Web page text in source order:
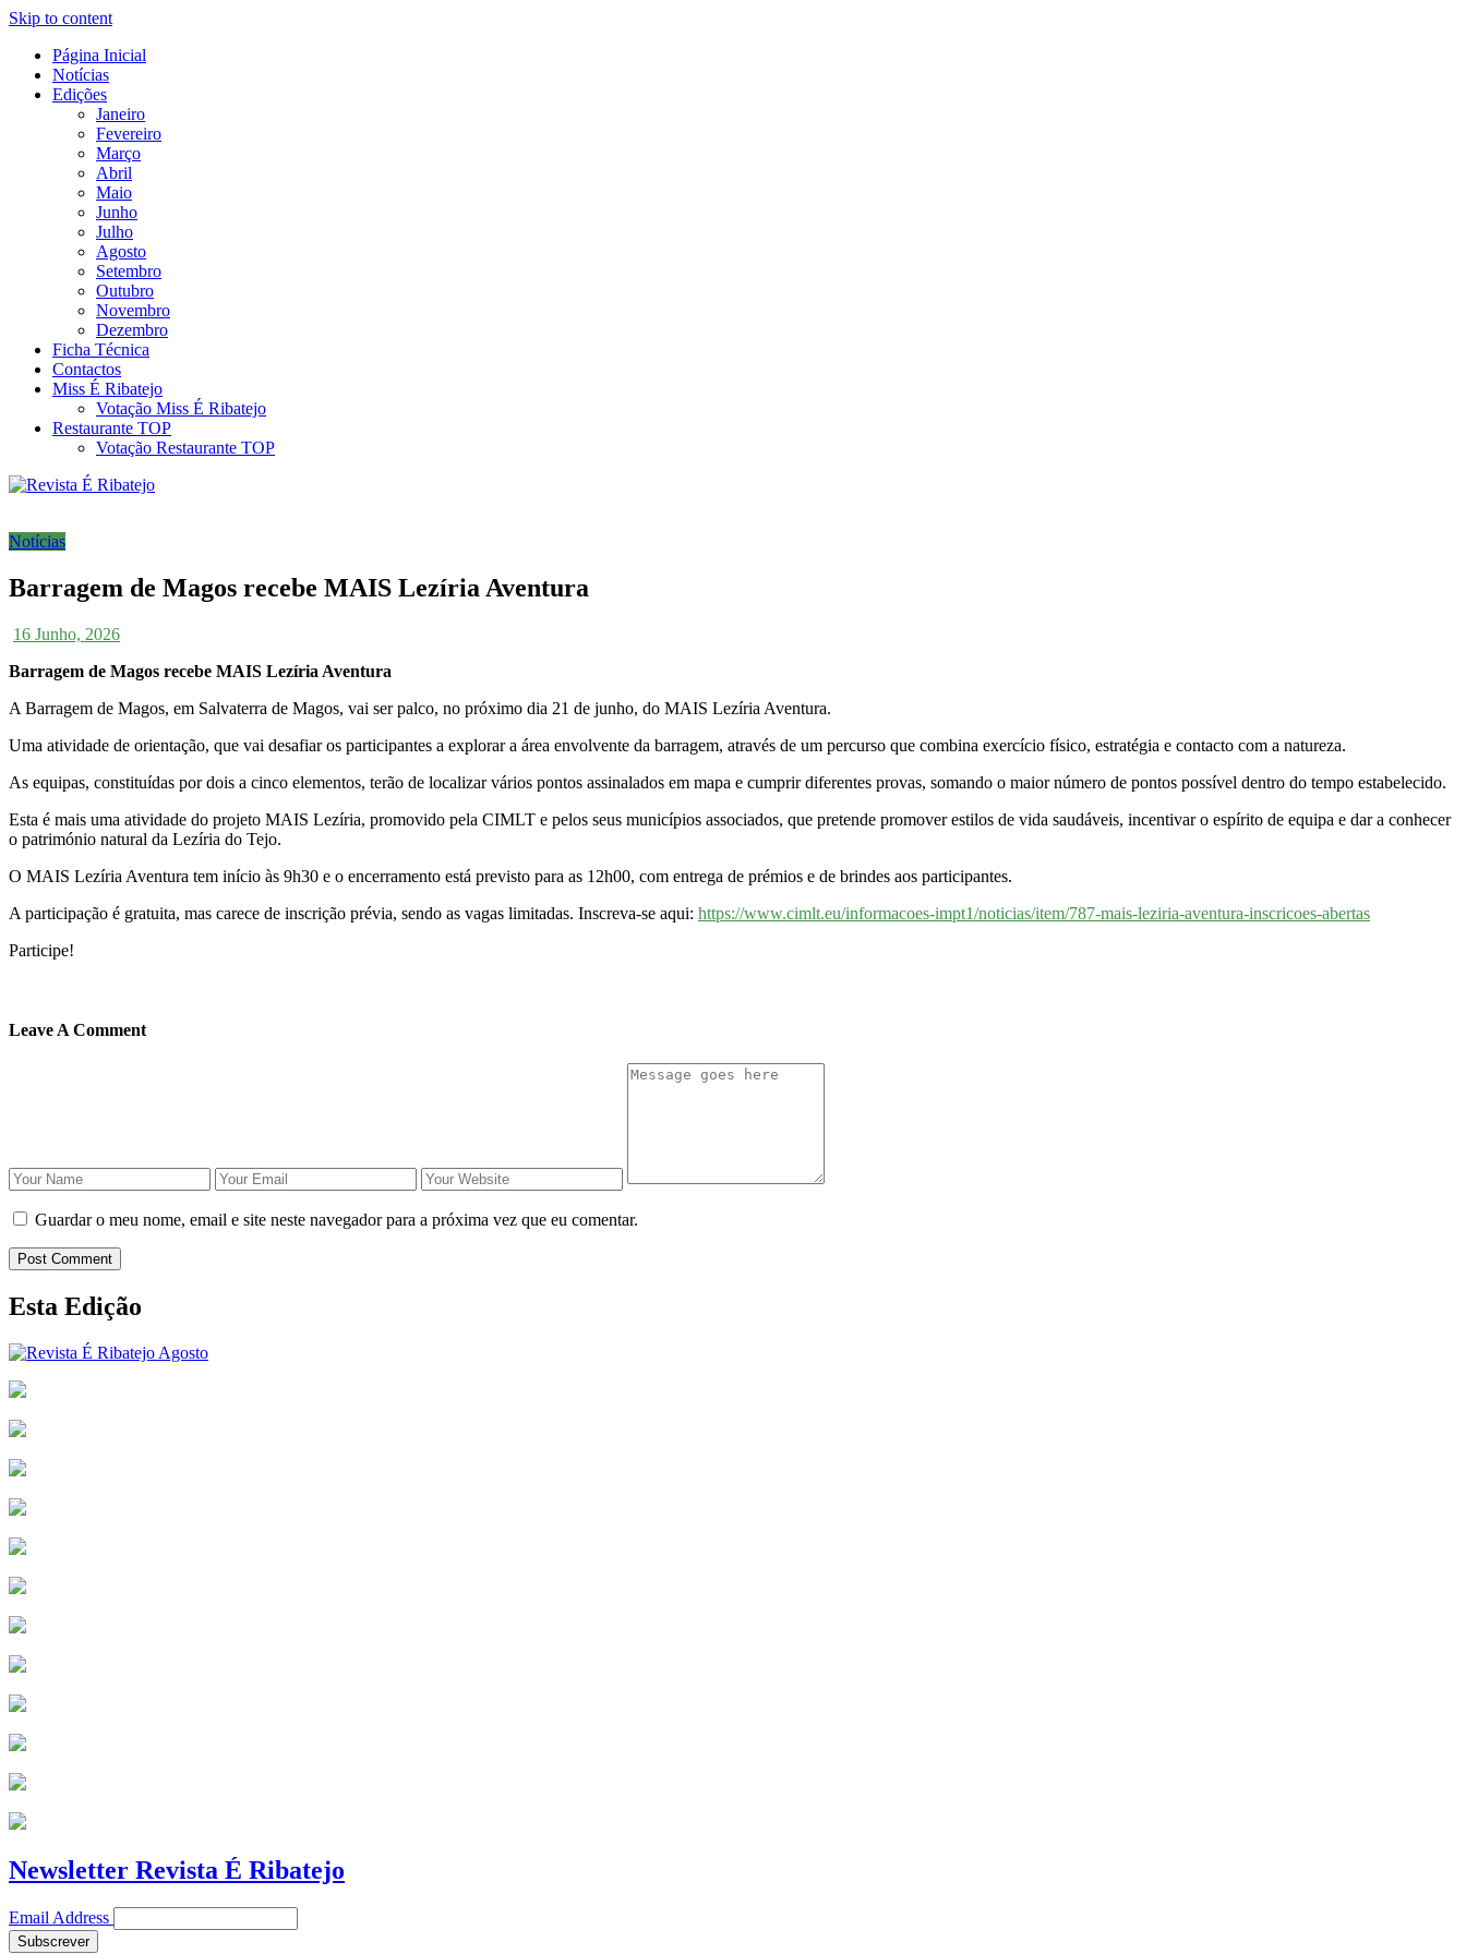
Skip to content
É Ribatejo – Revista Social Online
Revista Social Online
Página Inicial
Notícias
Edições
Janeiro
Fevereiro
Março
Abril
Maio
Junho
Julho
Agosto
Setembro
Outubro
Novembro
Dezembro
Ficha Técnica
Contactos
Miss É Ribatejo
Votação Miss É Ribatejo
Restaurante TOP
Votação Restaurante TOP
Notícias
Barragem de Magos recebe MAIS Lezíria Aventura
16 Junho, 2026
Barragem de Magos recebe MAIS Lezíria Aventura
A Barragem de Magos, em Salvaterra de Magos, vai ser palco, no próximo dia 21 de junho, do MAIS Lezíria Aventura.
Uma atividade de orientação, que vai desafiar os participantes a explorar a área envolvente da barragem, através de um percurso que combina exercício físico, estratégia e contacto com a natureza.
As equipas, constituídas por dois a cinco elementos, terão de localizar vários pontos assinalados em mapa e cumprir diferentes provas, somando o maior número de pontos possível dentro do tempo estabelecido.
Esta é mais uma atividade do projeto MAIS Lezíria, promovido pela CIMLT e pelos seus municípios associados, que pretende promover estilos de vida saudáveis, incentivar o espírito de equipa e dar a conhecer
o património natural da Lezíria do Tejo.
O MAIS Lezíria Aventura tem início às 9h30 e o encerramento está previsto para as 12h00, com entrega de prémios e de brindes aos participantes.
A participação é gratuita, mas carece de inscrição prévia, sendo as vagas limitadas. Inscreva-se aqui: https://www.cimlt.eu/informacoes-impt1/noticias/item/787-mais-leziria-aventura-inscricoes-abertas
Participe!
Leave A Comment
Guardar o meu nome, email e site neste navegador para a próxima vez que eu comentar.
Post Comment
Esta Edição
Newsletter Revista É Ribatejo
Email Address